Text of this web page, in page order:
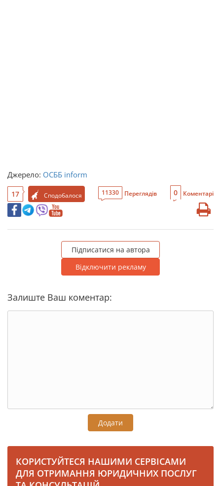
Джерело: ОСББ inform
17 Сподобалося 11330 Переглядів 0 Коментарі
Підписатися на автора
Відключити рекламу
Залиште Ваш коментар:
Додати
КОРИСТУЙТЕСЯ НАШИМИ СЕРВІСАМИ
ДЛЯ ОТРИМАННЯ ЮРИДИЧНИХ ПОСЛУГ